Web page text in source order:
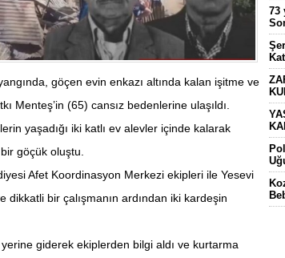
73
göçen evin enkazı altında kalan işitme ve
Menteş’in (65) cansız bedenlerine ulaşıldı.
yaşadığı iki katlı ev alevler içinde kalarak
göçük oluştu.
Afet Koordinasyon Merkezi ekipleri ile Yesevi
bir çalışmanın ardından iki kardeşin
giderek ekiplerden bilgi aldı ve kurtarma